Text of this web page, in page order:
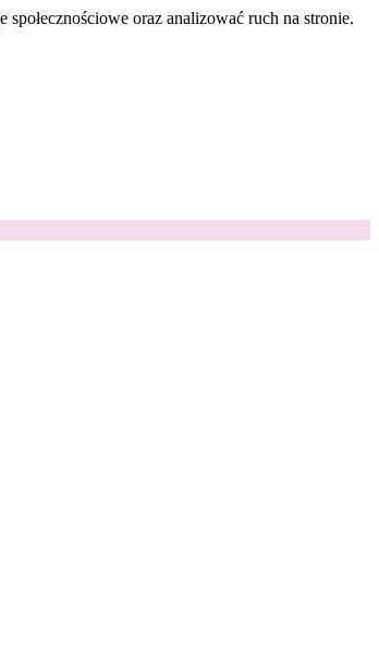
oraz analizować ruch na stronie.